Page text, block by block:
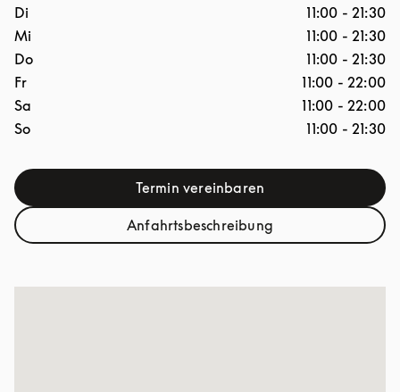
Di
11:00 - 21:30
Mi
11:00 - 21:30
Do
11:00 - 21:30
Fr
11:00 - 22:00
Sa
11:00 - 22:00
So
11:00 - 21:30
Termin vereinbarenLink Opens in New Tab
AnfahrtsbeschreibungLink Opens in New Tab